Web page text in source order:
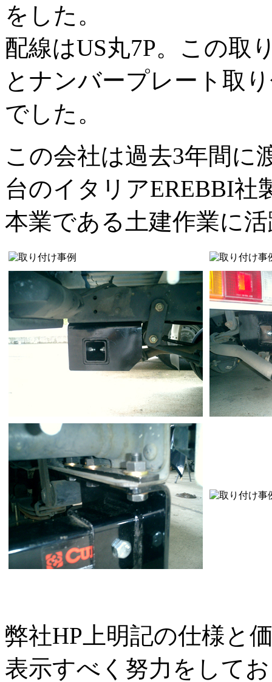
をした。
配線はUS丸7P。この取
とナンバープレート取
でした。
この会社は過去3年間に
台のイタリアEREBBI社
本業である土建作業に
弊社HP上明記の仕様と
表示すべく努力をして